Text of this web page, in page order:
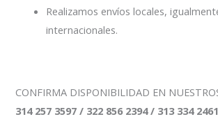
Realizamos envíos locales,
internacionales.
CONFIRMA DISPONIBILIDAD EN
314 257 3597 / 322 856 2394 / 313 334 2461